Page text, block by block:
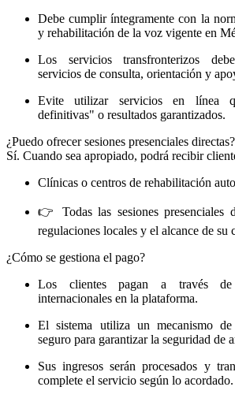
Debe cumplir íntegramente con la
y rehabilitación de la voz vigente en
Los servicios transfronterizos
servicios de consulta, orientación y
Evite utilizar servicios en línea
definitivas" o resultados garantizados.
¿Puedo ofrecer sesiones presenciales directas?
Sí. Cuando sea apropiado, podrá recibir
Clínicas o centros de rehabilitación
👉 Todas las sesiones presenciales
regulaciones locales y el alcance de su
¿Cómo se gestiona el pago?
Los clientes pagan a través
internacionales en la plataforma.
El sistema utiliza un mecanismo
seguro para garantizar la seguridad de
Sus ingresos serán procesados ​​y
complete el servicio según lo acordado.